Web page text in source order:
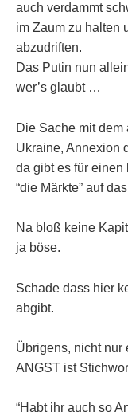
auch verdammt
im Zaum zu halten
abzudriften.
Das Putin nun
wer’s glaubt …
Die Sache mit
Ukraine, Annexion
da gibt es für einen
“die Märkte” auf
Na bloß keine
ja böse.
Schade dass hier
abgibt.
Übrigens, nicht
ANGST ist
“Habt ihr auch so